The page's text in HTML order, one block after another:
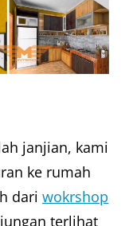
janjian, kami
ke rumah
dari wokrshop
terlihat